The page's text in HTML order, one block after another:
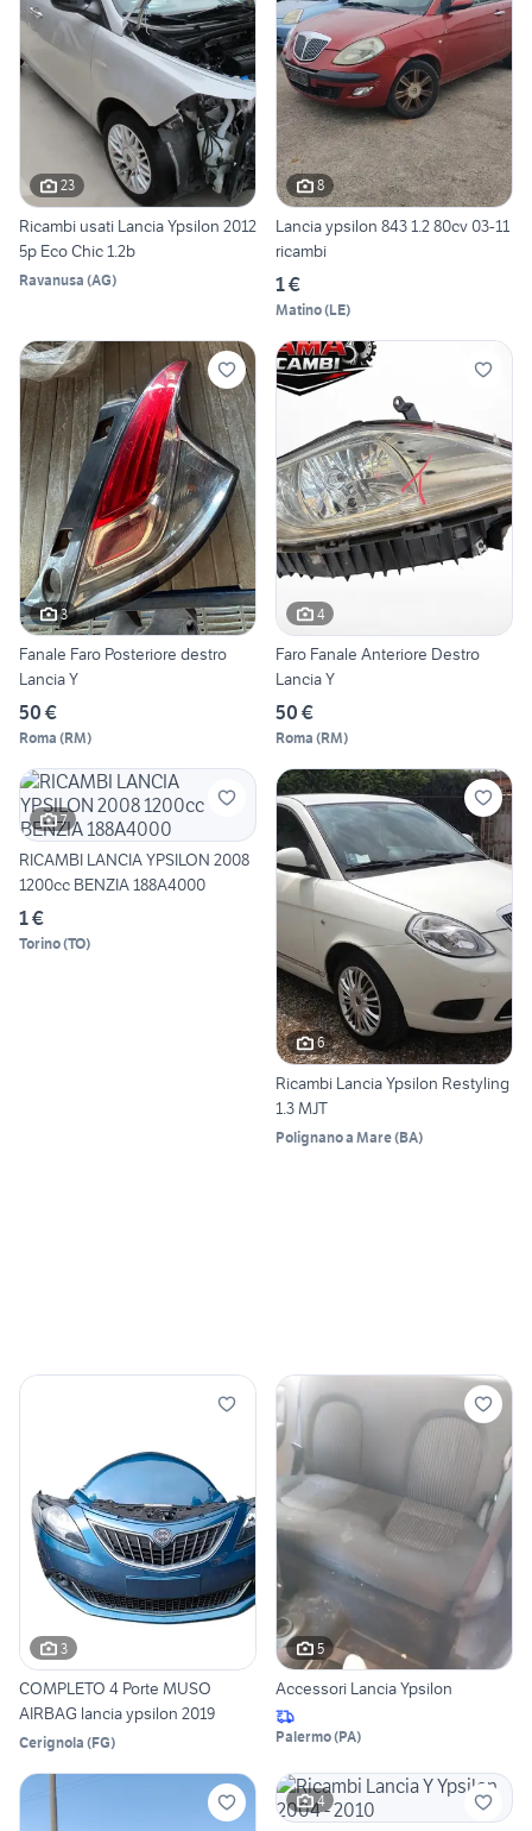
23
Ricambi usati Lancia Ypsilon 2012
5p Eco Chic 1.2b
Ravanusa (AG)
8
Lancia ypsilon 843 1.2 80cv 03-11
ricambi
1 €
Matino(LE)
3
Fanale Faro Posteriore destro
Lancia Y
50 €
Roma (RM)
4
Faro Fanale Anteriore Destro
Lancia Y
50 €
Roma (RM)
7
RICAMBI LANCIA YPSILON 2008
1200cc BENZIA 188A4000
1 €
Torino(TO)
6
Ricambi Lancia Ypsilon Restyling
1.3 MJT
Polignano a Mare(BA)
3
COMPLETO 4 Porte MUSO
AIRBAG lancia ypsilon 2019
Cerignola (FG)
5
Accessori Lancia Ypsilon
Palermo(PA)
4